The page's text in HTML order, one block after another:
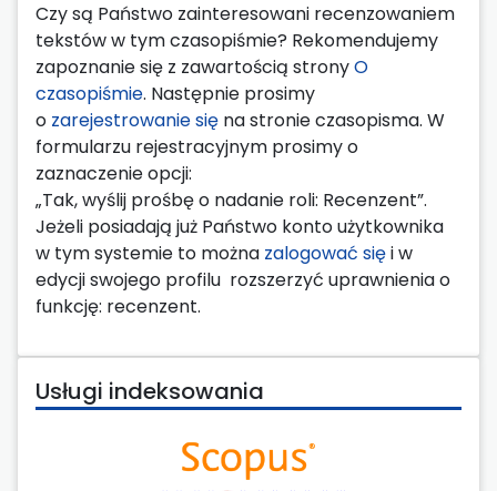
Czy są Państwo zainteresowani recenzowaniem
tekstów w tym czasopiśmie? Rekomendujemy
zapoznanie się z zawartością stronyO
czasopiśmie. Następnie prosimy
o zarejestrowanie się na stronie czasopisma. W
formularzu rejestracyjnym prosimy o
zaznaczenie opcji:
„Tak, wyślij prośbę o nadanie roli: Recenzent”.
Jeżeli posiadają już Państwo konto użytkownika
w tym systemie to można zalogować sięi w
edycji swojego profilu rozszerzyć uprawnienia o
funkcję: recenzent.
Usługi indeksowania